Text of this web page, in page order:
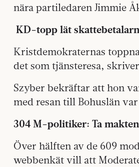
nära partiledaren Jimmie
KD-topp lät
Kristdemokraternas
det som tjänsteresa, skriver
Szyber bekräftar att hon
med resan till Bohuslän
304 M-politiker: Ta
Över hälften av de 609
webbenkät vill att